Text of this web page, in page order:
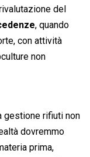
del
, quando
con attività
non
gestione rifiuti non
dovremmo
prima,